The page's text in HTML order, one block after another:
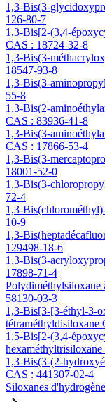
1,3-Bis(3-
126-80-7
1,3-Bis[2-(3,4-
CAS : 18724-32-8
1,3-Bis(3-
18547-93-8
1,3-Bis(3-
55-8
1,3-Bis(2-
CAS : 83936-41-8
1,3-Bis(3-
CAS : 17866-53-4
1,3-Bis(3-
18001-52-0
1,3-Bis(3-
72-4
1,3-
10-9
1,3-
129498-18-6
1,3-Bis(3-
17898-71-4
Polydiméthylsiloxane
58130-03-3
1,3-Bis[3-[3-éthyl-3-
tétraméthyldisiloxane
1,5-Bis[2-(3,4-
1,3-Bis(3-(2-
CAS : 441307-02-4
Siloxanes d'hydrogène